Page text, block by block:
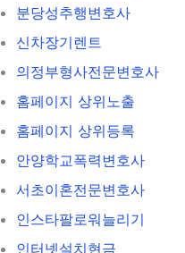
분당성추행변호사
신차장기렌트
의정부형사전문변호사
홈페이지 상위노출
홈페이지 상위등록
안양학교폭력변호사
서초이혼전문변호사
인스타팔로워늘리기
인터넷설치현금